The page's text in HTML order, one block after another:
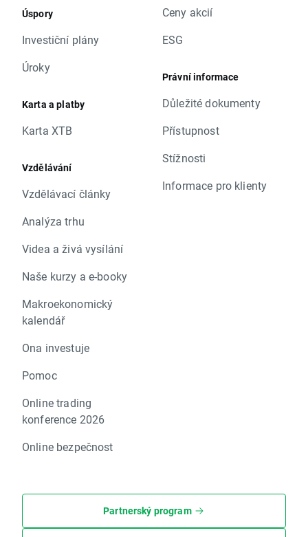
Úspory
Investiční plány
Úroky
Karta a platby
Karta XTB
Vzdělávání
Vzdělávací články
Analýza trhu
Videa a živá vysílání
Naše kurzy a e-booky
Makroekonomický
kalendář
Ona investuje
Pomoc
Online trading
konference 2026
Online bezpečnost
Ceny akcií
ESG
Právní informace
Důležité dokumenty
Přístupnost
Stížnosti
Informace pro klienty
Partnerský program